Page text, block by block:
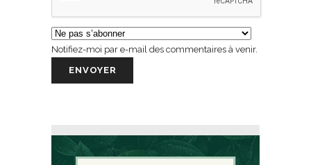
Notifiez-moi par e-mail des commentaires à venir.